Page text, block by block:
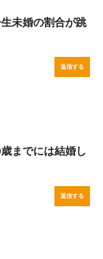
未婚の割合が跳
返信する
までには結婚し
返信する